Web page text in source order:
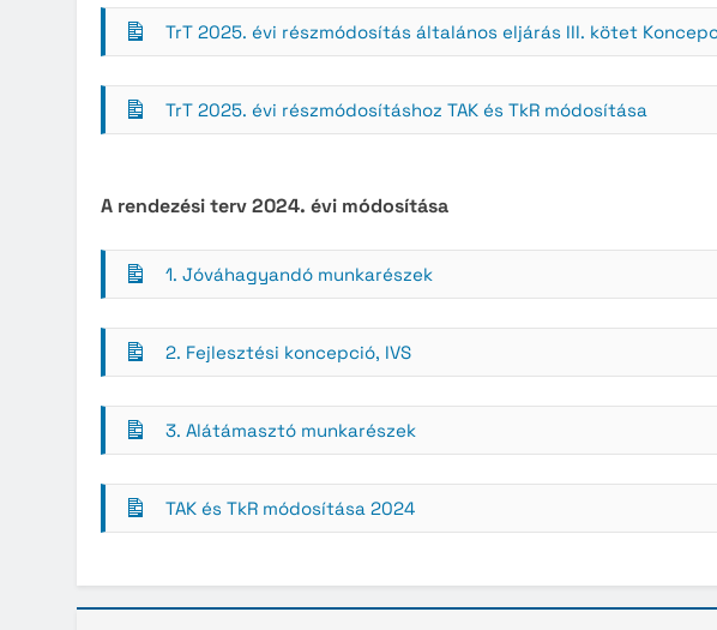
TrT 2025. évi részmódosítás általános eljárás III. kötet
TrT 2025. évi részmódosításhoz TAK és TkR módosítása
A rendezési terv 2024. évi módosítása
1. Jóváhagyandó munkarészek
2. Fejlesztési koncepció, IVS
3. Alátámasztó munkarészek
TAK és TkR módosítása 2024